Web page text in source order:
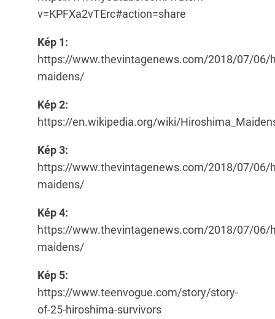
v=KPFXa2vTErc#action=share
Kép 1:
https://www.thevintagenews.com/2018/07/06/
maidens/
Kép 2:
https://en.wikipedia.org/wiki/
Kép 3:
https://www.thevintagenews.com/2018/07/06/
maidens/
Kép 4:
https://www.thevintagenews.com/2018/07/06/
maidens/
Kép 5:
https://www.teenvogue.com/story/story-
of-25-hiroshima-survivors